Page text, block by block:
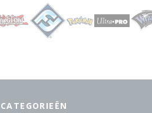
CATEGORIEËN